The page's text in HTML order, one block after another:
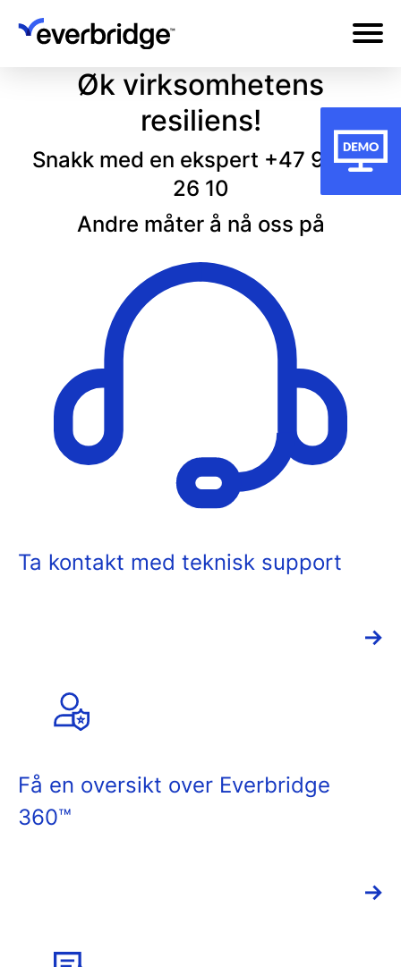
Skip
Øk virksomhetens
resiliens!
Snakk med en ekspert +47 95 25
26 10
Andre måter å nå oss på
Ta kontakt med teknisk support
→
Få en oversikt over Everbridge
360™
→